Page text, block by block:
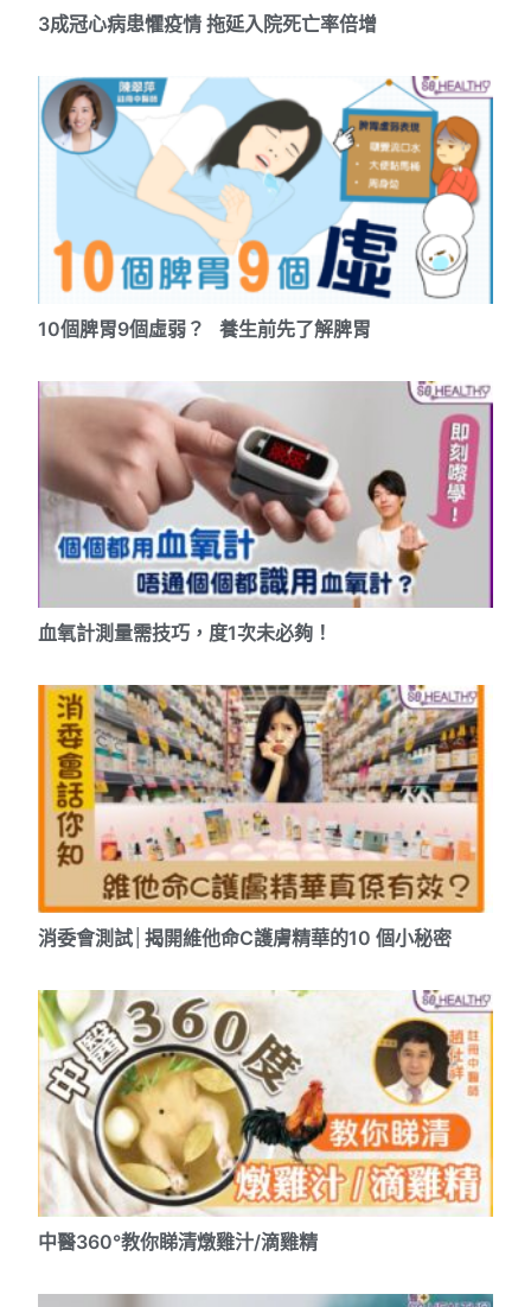
3成冠心病患懼疫情 拖延入院死亡率倍增
10個脾胃9個虛弱？ 養生前先了解脾胃
血氧計測量需技巧，度1次未必夠！
消委會測試│揭開維他命C護膚精華的10 個小秘密
中醫360°教你睇清燉雞汁/滴雞精